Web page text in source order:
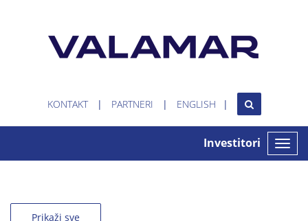
KONTAKT PARTNERI ENGLISH
Toggle
Investitori
Prikaži sve